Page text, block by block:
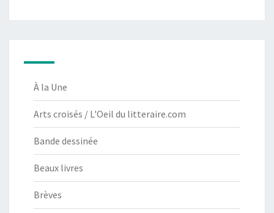
À la Une
Arts croisés / L'Oeil du litteraire.com
Bande dessinée
Beaux livres
Brèves